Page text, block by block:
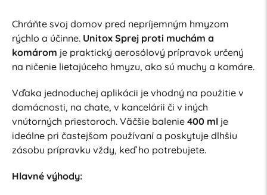
Chráňte svoj domov pred nepríjemným hmyzom
rýchlo a účinne. Unitox Sprej proti muchám a
komárom je praktický aerosólový prípravok určený
na ničenie lietajúceho hmyzu, ako sú muchy a komáre.
Vďaka jednoduchej aplikácii je vhodný na použitie v
domácnosti, na chate, v kancelárii či v iných
vnútorných priestoroch. Väčšie balenie 400 mlje
ideálne pri častejšom používaní a poskytuje dlhšiu
zásobu prípravku vždy, keď ho potrebujete.
Hlavné výhody: